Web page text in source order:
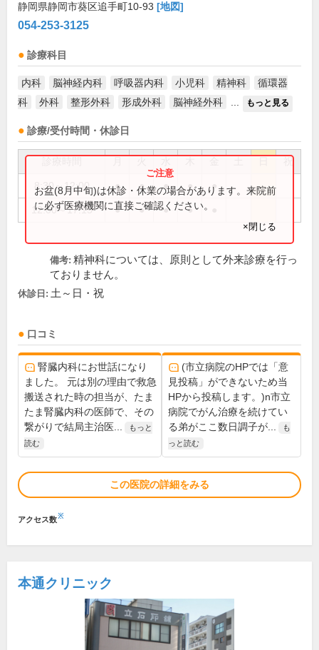
静岡県静岡市葵区追手町10-93 [地図]
054-253-3125
診療科目
内科 脳神経内科 呼吸器内科 小児科 精神科
循環器
科
外科 整形外科 形成外科 脳神経外科 もっと見る
診療/受付時間・休診日
祝
8:30～12:00 ● ● ● ● ●
12:00～17:15 ● ● ● ●
お盆(8月中旬)は休診・休業の場合があります。来院前
に必ず医療機関に直接ご確認ください。
×閉じる
備考: 精神科については、原則として外来診療を行っ
ておりません。
休診日: 土～日・祝
口コミ
腎臓内科にお世話になり
ました。 元は別の理由で救急
搬送された時の担当が、たま
たま腎臓内科の医師で、その
繋がりで結局主治医...
もっと
読む
(市立病院のHPでは「意
見投稿」ができないため当
HPから投稿します。)n市立
病院でがん治療を続けてい
る弟がここ数日調子が...
も
っと読む
この医院の詳細をみる
アクセス数※
本通クリニック